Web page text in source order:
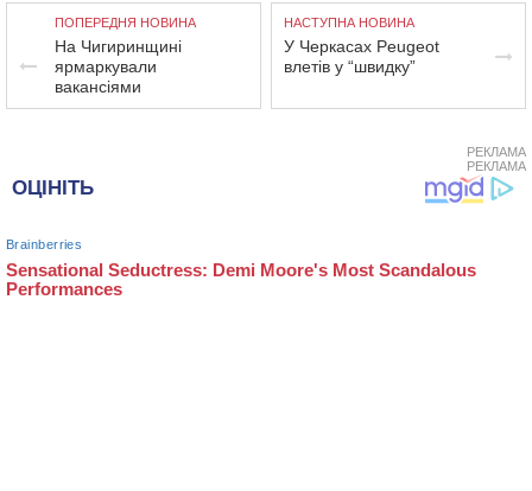
ПОПЕРЕДНЯ НОВИНА
На Чигиринщині
ярмаркували
вакансіями
НАСТУПНА НОВИНА
У Черкасах Peugeot
влетів у “швидку”
РЕКЛАМА
РЕКЛАМА